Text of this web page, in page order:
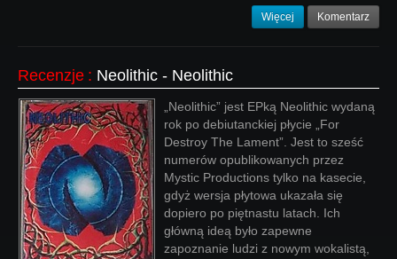
Więcej Komentarz
Recenzje : Neolithic - Neolithic
„Neolithic” jest EPką Neolithic wydaną
rok po debiutanckiej płycie „For
Destroy The Lament”. Jest to sześć
numerów opublikowanych przez
Mystic Productions tylko na kasecie,
gdyż wersja płytowa ukazała się
dopiero po piętnastu latach. Ich
główną ideą było zapewne
zapoznanie ludzi z nowym wokalistą,